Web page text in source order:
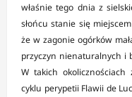
właśnie tego dnia z
słońcu stanie się
że w zagonie ogórków
przyczyn nienaturalnych i
W takich
cyklu perypetii Flawii de